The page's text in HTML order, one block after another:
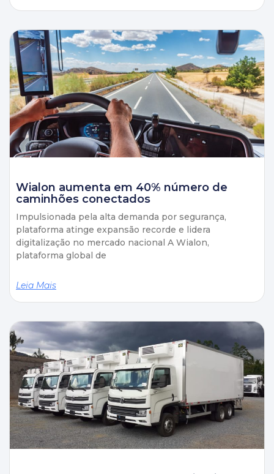
Wialon aumenta em 40% número de
caminhões conectados
Impulsionada pela alta demanda por segurança,
plataforma atinge expansão recorde e lidera
digitalização no mercado nacional A Wialon,
plataforma global de
Leia Mais